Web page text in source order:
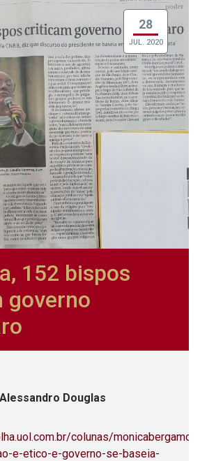
28
JUL. 2020
152 bispos
governo
Douglas
colunas/
e-etico-e-governo-se-baseia-